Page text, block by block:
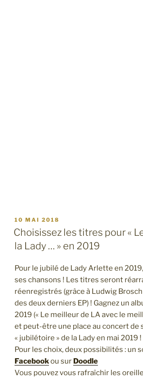
PUBLIÉ
LE
10 MAI 2018
Choisissez les titres pour «
la Lady … » en 2019
Pour le jubilé de Lady Arlette en
ses chansons ! Les titres seront
réenregistrés (grâce à Ludwig Brosch
des deux derniers EP) ! Gagnez un
2019 (« Le meilleur de LA avec le
et peut-être une place au concert de
« jubilétoire » de la Lady en mai 2019 !
Pour les choix, deux possibilités : un
Facebookou sur Doodle
Vous pouvez vous rafraîchir les